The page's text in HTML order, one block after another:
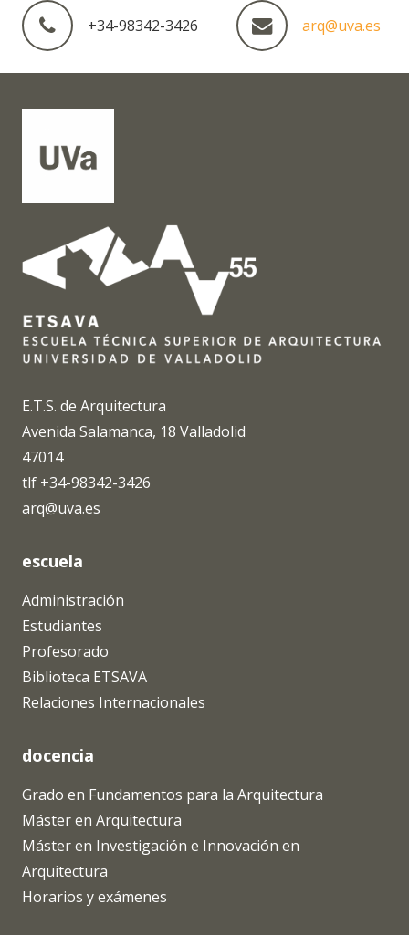
+34-98342-3426 arq@uva.es
E.T.S. de Arquitectura
Avenida Salamanca, 18 Valladolid
47014
tlf +34-98342-3426
arq@uva.es
escuela
Administración
Estudiantes
Profesorado
Biblioteca ETSAVA
Relaciones Internacionales
docencia
Grado en Fundamentos para la Arquitectura
Máster en Arquitectura
Máster en Investigación e Innovación en
Arquitectura
Horarios y exámenes